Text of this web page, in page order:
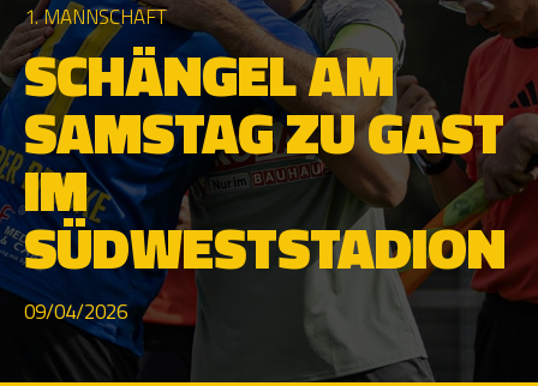
1. MANNSCHAFT
SCHÄNGEL AM
SAMSTAG ZU GAST
IM
SÜDWESTSTADION
09/04/2026